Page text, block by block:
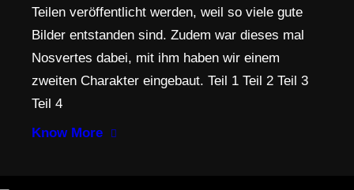
Teilen veröffentlicht werden, weil so viele gute
Bilder entstanden sind. Zudem war dieses mal
Nosvertes dabei, mit ihm haben wir einem
zweiten Charakter eingebaut. Teil 1 Teil 2 Teil 3
Teil 4
Know More